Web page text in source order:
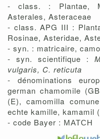
- class. : Plantae,
Asterales, Asteraceae
- class. APG III :
Rosinae, Asteridae,
- syn. : matricaire,
- syn. scientifique :
vulgaris, C. reticuta
- dénominations
german chamomile
(E), camomilla
echte kamille, kamamil
- code Bayer : MATCH